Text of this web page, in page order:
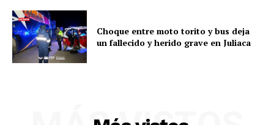
Choque entre moto torito y bus deja
un fallecido y herido grave en Juliaca